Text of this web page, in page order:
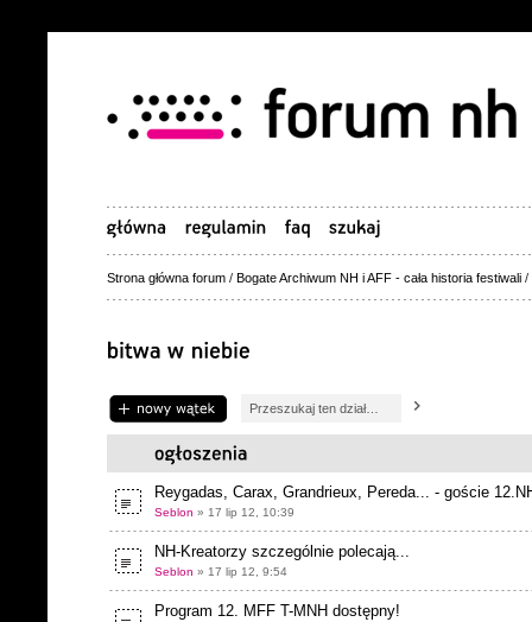
Strona główna forum / Bogate Archiwum NH i AFF - cała historia festiwali /
Napisz wątek
Reygadas, Carax, Grandrieux, Pereda... - goście
Seblon » 17 lip 12, 10:39
NH-Kreatorzy szczególnie polecają...
Seblon » 17 lip 12, 9:54
Program 12. MFF T-MNH dostępny!